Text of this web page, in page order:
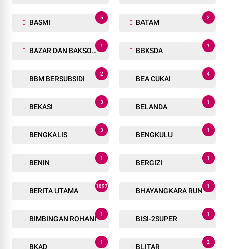
BASMI
5
BATAM
2
BAZAR DAN BAKSOS RAMADHAN
1
BBKSDA
1
BBM BERSUBSIDI
2
BEA CUKAI
4
BEKASI
3
BELANDA
1
BENGKALIS
3
BENGKULU
1
BENIN
1
BERGIZI
1
BERITA UTAMA
1897
BHAYANGKARA RUN
1
BIMBINGAN ROHANI
1
BISI-2SUPER
1
BKAD
1
BLITAR
2